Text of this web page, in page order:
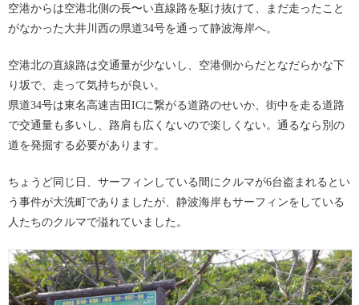
空港からは空港北側の長〜い直線路を駆け抜けて、まだ走ったこと
がなかった大井川西の県道34号を通って静波海岸へ。
空港北の直線路は交通量が少ないし、空港側からだとなだらかな下
り坂で、走って気持ちが良い。
県道34号は東名高速吉田ICに繋がる道路のせいか、街中を走る道路
で交通量も多いし、路肩も広くないので楽しくない。通るなら別の
道を発掘する必要があります。
ちょうど同じ日、サーフィンしている間にクルマが6台盗まれるとい
う事件が大洗町でありましたが、静波海岸もサーフィンをしている
人たちのクルマで溢れていました。